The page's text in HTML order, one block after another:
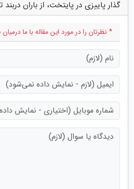
گذار پاییزی در پایتخت، از باران دربند
* نظرتان را در مورد این مقاله با ما درمیان